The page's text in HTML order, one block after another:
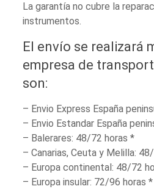
La garantía no cubre la
instrumentos.
El envío se realizará
empresa de
son:
– Envio Express España
– Envio Estandar España
– Balerares: 48/72 horas *
– Canarias, Ceuta y Melilla:
– Europa continental: 48/72
– Europa insular: 72/96 horas *